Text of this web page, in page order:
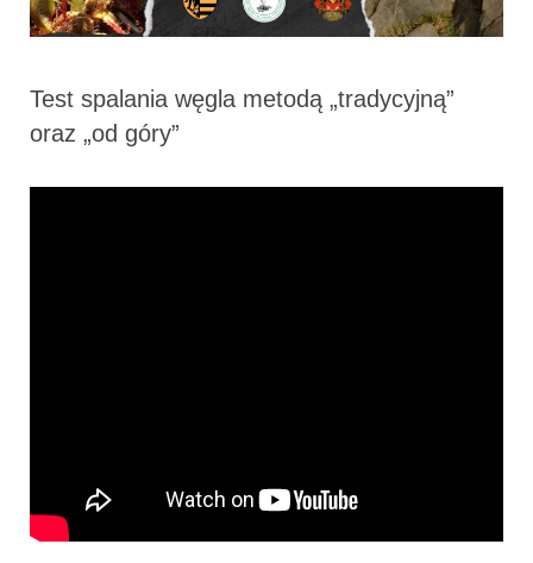
Test spalania węgla metodą „tradycyjną”
oraz „od góry”